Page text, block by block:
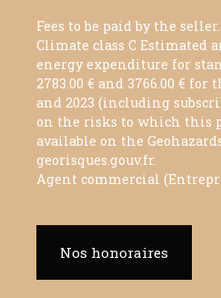
Fees to be paid by the
Climate class C Estimated
energy expenditure for
2783.00 € and 3766.00 € for
and 2023 (including
on the risks to which this
available on the
georisques.gouv.fr.
Agent commercial
Nos honoraires